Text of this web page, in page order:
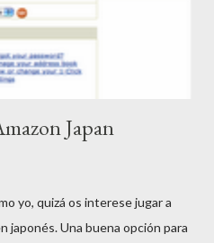
Japan
yo, quizá os interese jugar a
japonés. Una buena opción para